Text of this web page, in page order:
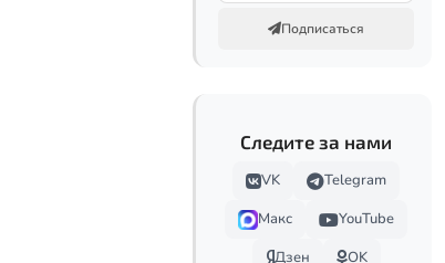
Подписаться
Следите за нами
VK
Telegram
Макс
YouTube
Дзен
OK